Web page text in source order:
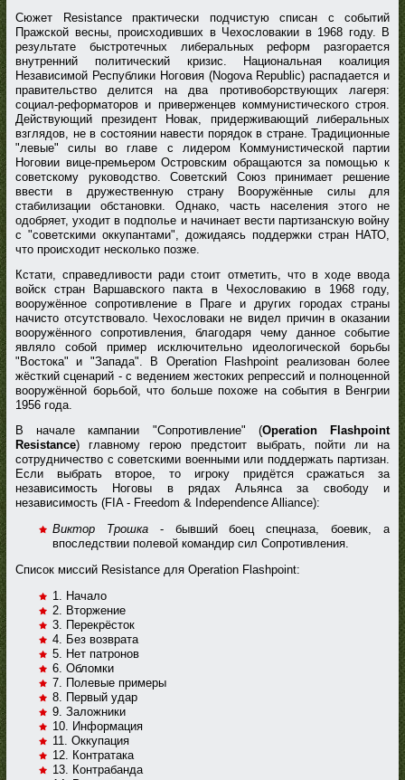
Сюжет Resistance практически подчистую списан с событий
Пражской весны, происходивших в Чехословакии в 1968 году. В
результате быстротечных либеральных реформ разгорается
внутренний политический кризис. Национальная коалиция
Независимой Республики Ноговия (Nogova Republic) распадается и
правительство делится на два противоборствующих лагеря:
социал-реформаторов и приверженцев коммунистического строя.
Действующий президент Новак, придерживающий либеральных
взглядов, не в состоянии навести порядок в стране. Традиционные
"левые" силы во главе с лидером Коммунистической партии
Ноговии вице-премьером Островским обращаются за помощью к
советскому руководство. Советский Союз принимает решение
ввести в дружественную страну Вооружённые силы для
стабилизации обстановки. Однако, часть населения этого не
одобряет, уходит в подполье и начинает вести партизанскую войну
с "советскими оккупантами", дожидаясь поддержки стран НАТО,
что происходит несколько позже.
Кстати, справедливости ради стоит отметить, что в ходе ввода
войск стран Варшавского пакта в Чехословакию в 1968 году,
вооружённое сопротивление в Праге и других городах страны
начисто отсутствовало. Чехословаки не видел причин в оказании
вооружённого сопротивления, благодаря чему данное событие
являло собой пример исключительно идеологической борьбы
"Востока" и "Запада". В Operation Flashpoint реализован более
жёсткий сценарий - с ведением жестоких репрессий и полноценной
вооружённой борьбой, что больше похоже на события в Венгрии
1956 года.
В начале кампании "Сопротивление" (Operation Flashpoint
Resistance) главному герою предстоит выбрать, пойти ли на
сотрудничество с советскими военными или поддержать партизан.
Если выбрать второе, то игроку придётся сражаться за
независимость Ноговы в рядах Альянса за свободу и
независимость (FIA - Freedom & Independence Alliance):
Виктор Трошка- бывший боец спецназа, боевик, а
впоследствии полевой командир сил Сопротивления.
Список миссий Resistance для Operation Flashpoint:
1. Начало
2. Вторжение
3. Перекрёсток
4. Без возврата
5. Нет патронов
6. Обломки
7. Полевые примеры
8. Первый удар
9. Заложники
10. Информация
11. Оккупация
12. Контратака
13. Контрабанда